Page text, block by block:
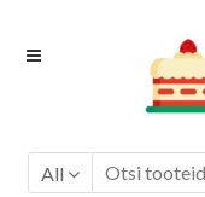
Skip
Skip
All